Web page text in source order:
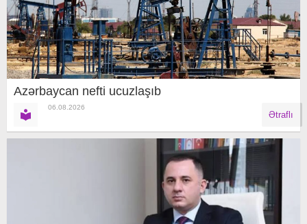
Azərbaycan nefti ucuzlaşıb
06.08.2026
Ətraflı